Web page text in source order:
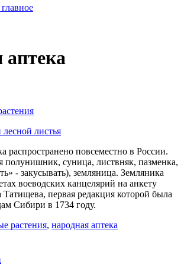
аптека
распространено повсеместно в России.
полунишник, суница, листвняк, пазменка,
- закусывать), земляница. Земляника
воеводских канцелярий на анкету
первая редакция которой была
Сибири в 1734 году.
растения, народная аптека